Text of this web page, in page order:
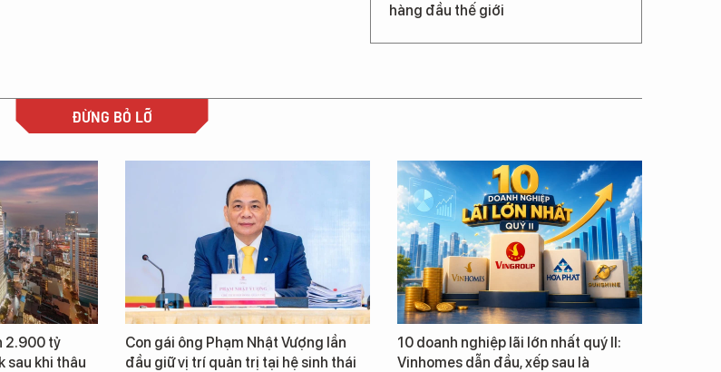
hàng đầu thế giới
ĐỪNG BỎ LỠ
2.900 tỷ
sau khi thâu
Con gái ông Phạm Nhật Vượng lần
đầu giữ vị trí quản trị tại hệ sinh thái
10 doanh nghiệp lãi lớn nhất quý II:
Vinhomes dẫn đầu, xếp sau là